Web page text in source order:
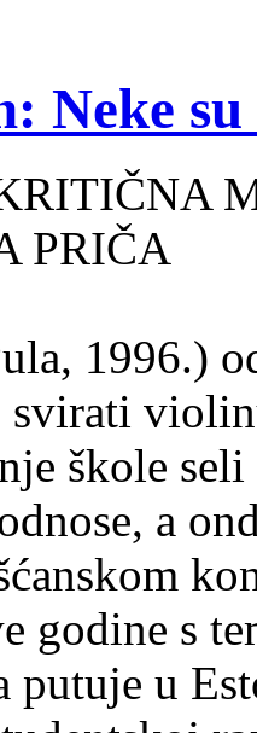
Neke
PRIČA
1996.)
škole
a
godine s
putuje u